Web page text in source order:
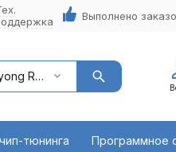
Выполнено
Ssangyong Rexton 2001 - наст. время
тюнинга Программное